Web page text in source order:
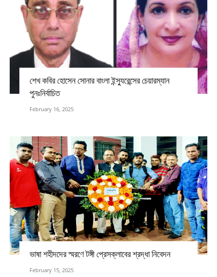
শেখ কবির হোসেন সোনার বাংলা ইন্স্যুরেন্সের চেয়ারম্যান
পুনঃনির্বাচিত
February 16, 2025
ভাষা শহীদদের স্মরণে টঙ্গী প্রেসক্লাবের শ্রদ্ধা নিবেদন
February 15, 2025